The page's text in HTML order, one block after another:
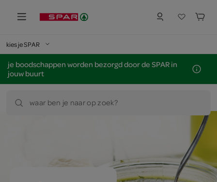
kies je SPAR
je boodschappen worden bezorgd door de SPAR in
jouw buurt
waar ben je naar op zoek?